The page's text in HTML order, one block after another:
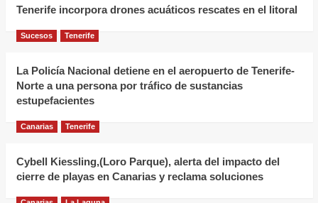
de
de
historia
Puerto
la
Cruz
Tenerife incorpora drones acuáticos rescates en el litoral
Sucesos Tenerife
La Policía Nacional detiene en el aeropuerto de Tenerife-
Norte a una persona por tráfico de sustancias
estupefacientes
Canarias Tenerife
Cybell Kiessling,(Loro Parque), alerta del impacto del
cierre de playas en Canarias y reclama soluciones